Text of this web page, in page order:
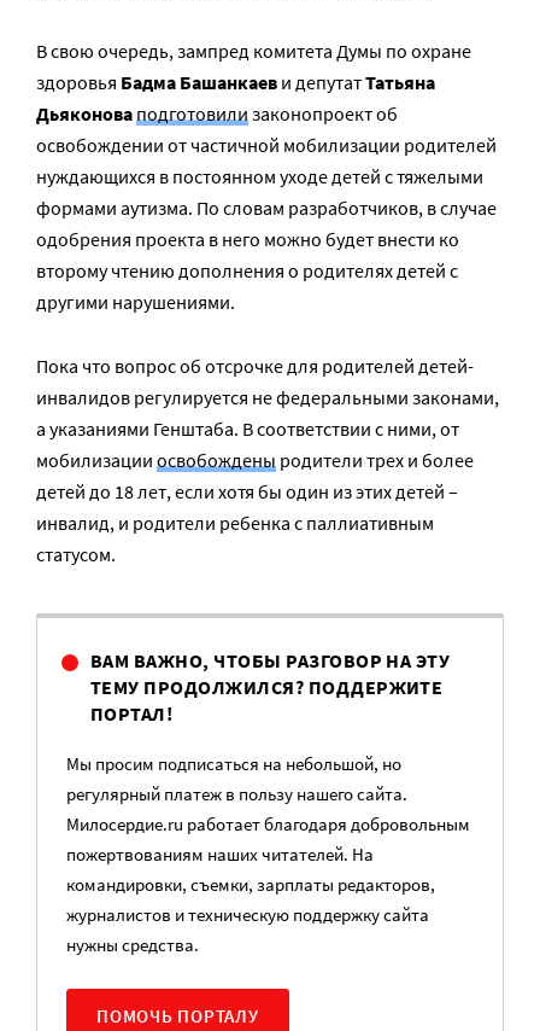
В свою очередь, зампред комитета Думы по охране
здоровья Бадма Башанкаев и депутатТатьяна
Дьяконоваподготовилизаконопроект об
освобождении от частичной мобилизации родителей
нуждающихся в постоянном уходе детей с тяжелыми
формами аутизма. По словам разработчиков, в случае
одобрения проекта в него можно будет внести ко
второму чтению дополнения о родителях детей с
другими нарушениями.
Пока что вопрос об отсрочке для родителей детей-
инвалидов регулируется не федеральными законами,
а указаниями Генштаба. В соответствии с ними, от
мобилизации освобождены родители трех и более
детей до 18 лет, если хотя бы один из этих детей –
инвалид, и родители ребенка с паллиативным
статусом.
ВАМ ВАЖНО, ЧТОБЫ РАЗГОВОР НА ЭТУ
ТЕМУ ПРОДОЛЖИЛСЯ? ПОДДЕРЖИТЕ
ПОРТАЛ!
Мы просим подписаться на небольшой, но
регулярный платеж в пользу нашего сайта.
Милосердие.ru работает благодаря добровольным
пожертвованиям наших читателей. На
командировки, съемки, зарплаты редакторов,
журналистов и техническую поддержку сайта
нужны средства.
ПОМОЧЬ ПОРТАЛУ